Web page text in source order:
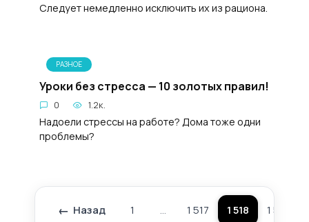
Следует немедленно исключить их из рациона.
РАЗНОЕ
Уроки без стресса — 10 золотых правил!
0 1.2к.
Надоели стрессы на работе? Дома тоже одни
проблемы?
Пагинация
Назад 1 … 1 517 1 518 1 519